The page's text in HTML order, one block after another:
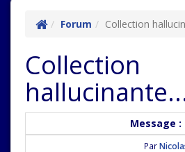
Forum Collection
Collection
Message :
Par